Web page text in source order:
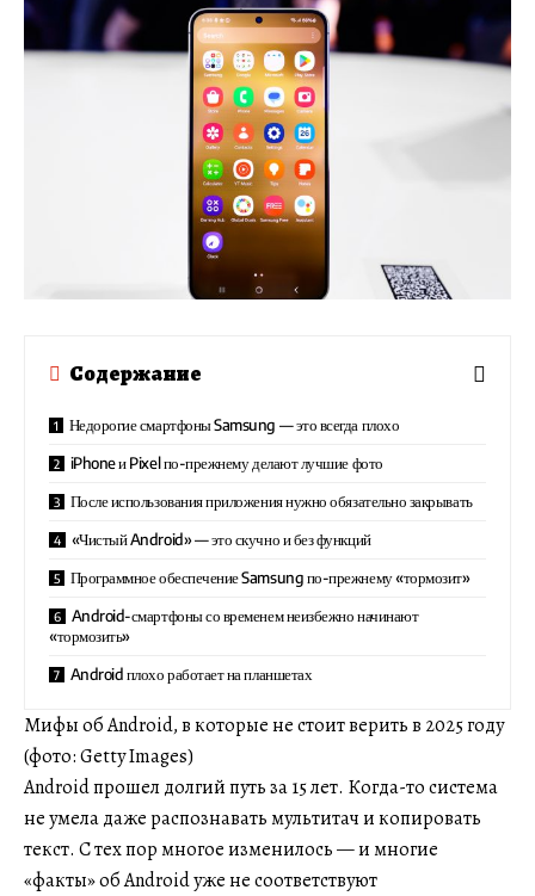
Содержание
Недорогие смартфоны Samsung — это всегда плохо
iPhone и Pixel по-прежнему делают лучшие фото
После использования приложения нужно обязательно закрывать
«Чистый Android» — это скучно и без функций
Программное обеспечение Samsung по-прежнему «тормозит»
Android-смартфоны со временем неизбежно начинают
«тормозить»
Android плохо работает на планшетах
Мифы об Android, в которые не стоит верить в 2025 году
(фото: Getty Images)
Android прошел долгий путь за 15 лет. Когда-то система
не умела даже распознавать мультитач и копировать
текст. С тех пор многое изменилось — и многие
«факты» об Android уже не соответствуют